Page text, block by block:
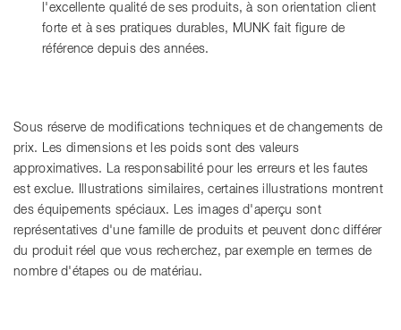
l'excellente qualité de ses produits, à son orientation client
forte et à ses pratiques durables, MUNK fait figure de
référence depuis des années.
Sous réserve de modifications techniques et de changements de
prix. Les dimensions et les poids sont des valeurs
approximatives. La responsabilité pour les erreurs et les fautes
est exclue. Illustrations similaires, certaines illustrations montrent
des équipements spéciaux. Les images d'aperçu sont
représentatives d'une famille de produits et peuvent donc différer
du produit réel que vous recherchez, par exemple en termes de
nombre d'étapes ou de matériau.